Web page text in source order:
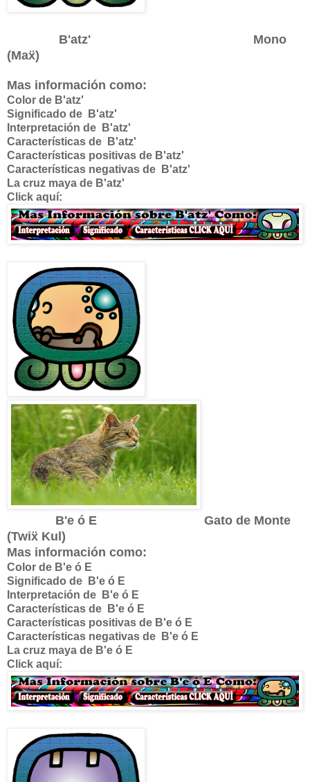
B'atz' Mono
(Maẍ)
Mas información como:
Color de B'atz'
Significado de
B'atz'
Interpretación de
B'atz'
Características de
B'atz'
Características positivas de B'atz'
Características negativas de
B'atz'
La cruz maya de B'atz'
Click aquí:
B'e ó E Gato de Monte
(Twiẍ Kul)
Mas información como:
Color de B'e ó E
Significado de
B'e ó E
Interpretación de
B'e ó E
Características de
B'e ó E
Características positivas de B'e ó E
Características negativas de
B'e ó E
La cruz maya de B'e ó E
Click aquí: